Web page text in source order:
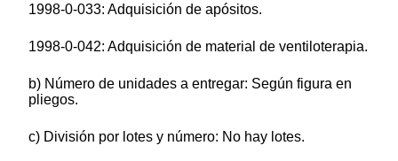
1998-0-033: Adquisición de apósitos.
1998-0-042: Adquisición de material de ventiloterapia.
b) Número de unidades a entregar: Según figura en
pliegos.
c) División por lotes y número: No hay lotes.